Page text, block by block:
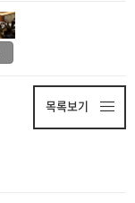
목록보기